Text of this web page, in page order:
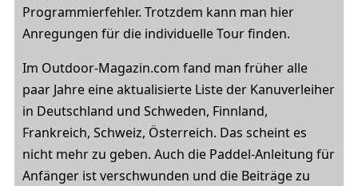
Programmierfehler. Trotzdem kann man hier
Anregungen für die individuelle Tour finden.
Im Outdoor-Magazin.com fand man früher alle
paar Jahre eine aktualisierte Liste der Kanuverleiher
in Deutschland und Schweden, Finnland,
Frankreich, Schweiz, Österreich. Das scheint es
nicht mehr zu geben. Auch die Paddel-Anleitung für
Anfänger ist verschwunden und die Beiträge zu